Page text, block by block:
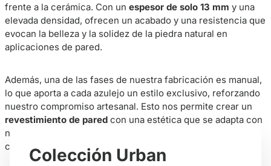
frente a la cerámica. Con un espesor de solo 13 mm y una
elevada densidad, ofrecen un acabado y una resistencia que
evocan la belleza y la solidez de la piedra natural en
aplicaciones de pared.
Además, una de las fases de nuestra fabricación es manual,
lo que aporta a cada azulejo un estilo exclusivo, reforzando
nuestro compromiso artesanal. Esto nos permite crear un
revestimiento de pared con una estética que se adapta con
naturalidad a proyectos minimalistas, industriales y
contemporáneos.
Colección Urban